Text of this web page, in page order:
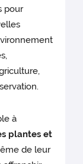
pour
à
plantes et
de leur